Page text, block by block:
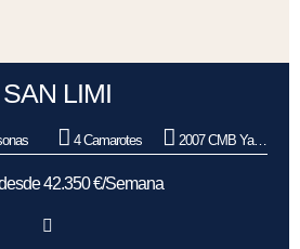
SAN LIMI
4 Camarotes 2007 CMB Yachts
42.350 €/Semana